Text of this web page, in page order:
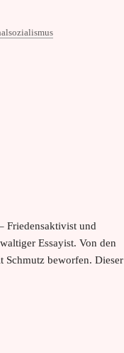
Friedensaktivist und
Essayist. Von den
Schmutz beworfen. Dieser